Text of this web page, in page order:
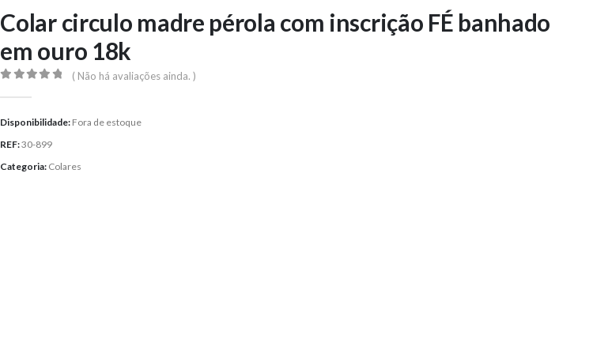
Colar circulo madre pérola com inscrição FÉ banhado
em ouro 18k
( Não há avaliações ainda. )
Disponibilidade: Fora de estoque
REF:30-899
Categoria: Colares